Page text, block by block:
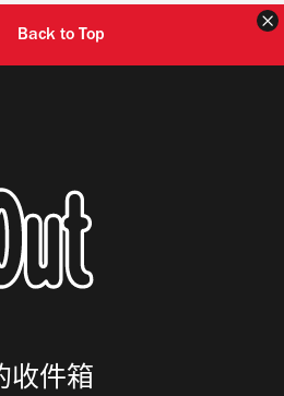
Back to Top
收件箱